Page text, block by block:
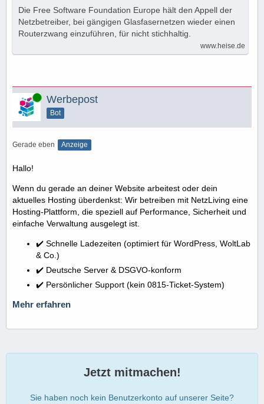
Die Free Software Foundation Europe hält den Appell der
Netzbetreiber, bei gängigen Glasfasernetzen wieder einen
Routerzwang einzuführen, für nicht stichhaltig.
www.heise.de
Online Werbepost
Bot
Gerade eben Anzeige
Hallo!
Wenn du gerade an deiner Website arbeitest oder dein
aktuelles Hosting überdenkst: Wir betreiben mit NetzLiving eine
Hosting-Plattform, die speziell auf Performance, Sicherheit und
einfache Verwaltung ausgelegt ist.
✔️ Schnelle Ladezeiten (optimiert für WordPress, WoltLab
& Co.)
✔️ Deutsche Server & DSGVO-konform
✔️ Persönlicher Support (kein 0815-Ticket-System)
Mehr erfahren
Jetzt mitmachen!
Sie haben noch kein Benutzerkonto auf unserer Seite?